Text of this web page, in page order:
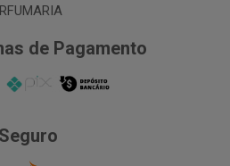
de Pagamento